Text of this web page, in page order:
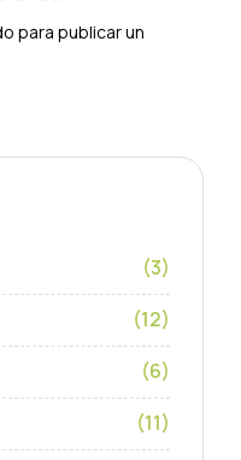
para publicar un
(3)
(12)
(6)
(11)